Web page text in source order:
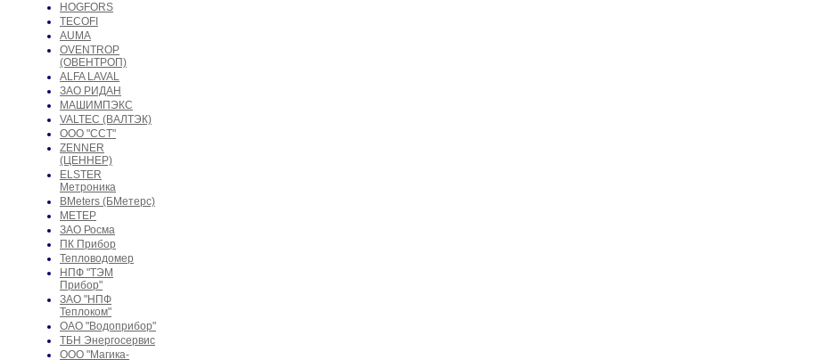
HOGFORS
TECOFI
AUMA
OVENTROP
(ОВЕНТРОП)
ALFA LAVAL
ЗАО РИДАН
МАШИМПЭКС
VALTEC (ВАЛТЭК)
ООО "ССТ"
ZENNER
(ЦЕННЕР)
ELSTER
Метроника
BMeters (БМетерс)
МЕТЕР
ЗАО Росма
ПК Прибор
Тепловодомер
НПФ "ТЭМ
Прибор"
ЗАО "НПФ
Теплоком"
ОАО "Водоприбор"
ТБН Энергосервис
ООО "Магика-